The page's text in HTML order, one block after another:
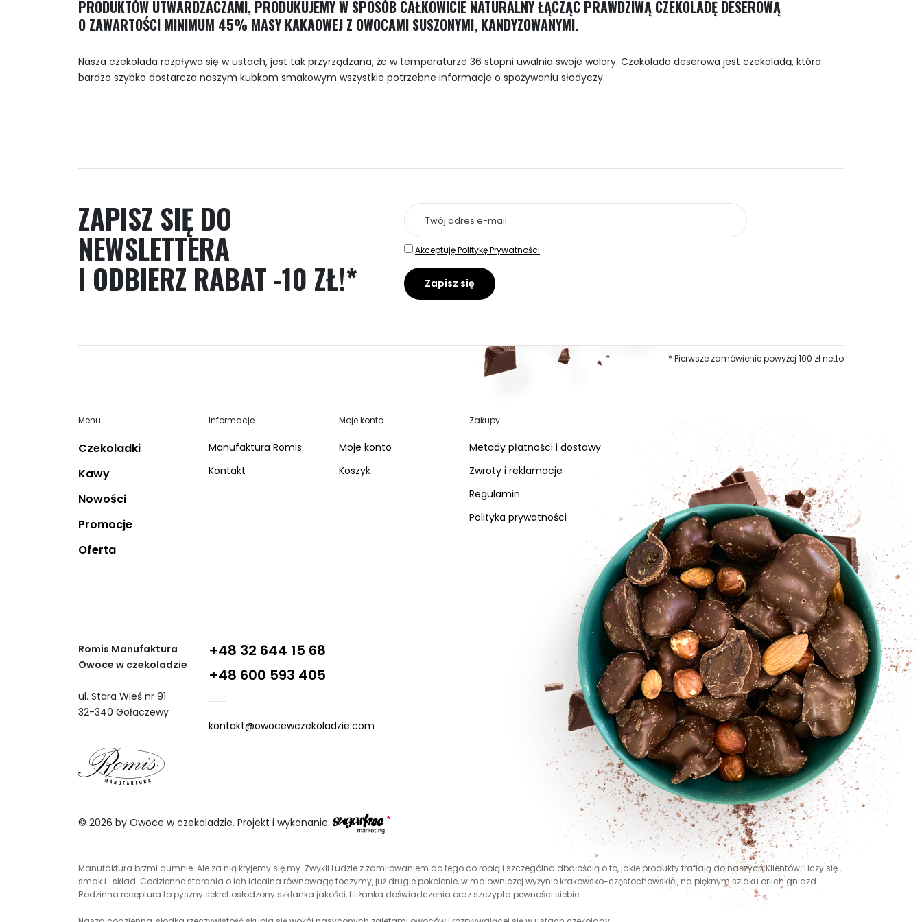
PRODUKTÓW UTWARDZACZAMI, PRODUKUJEMY W SPOSÓB CAŁKOWICIE NATURALNY ŁĄCZĄC PRAWDZIWĄ CZEKOLADĘ DESEROWĄ
O ZAWARTOŚCI MINIMUM 45% MASY KAKAOWEJ Z OWOCAMI SUSZONYMI, KANDYZOWANYMI.
Nasza czekolada rozpływa się w ustach, jest tak przyrządzana, że w temperaturze 36 stopni uwalnia swoje walory. Czekolada deserowa jest czekoladą, która
bardzo szybko dostarcza naszym kubkom smakowym wszystkie potrzebne informacje o spożywaniu słodyczy.
ZAPISZ SIĘ DO
NEWSLETTERA
I ODBIERZ RABAT -10 ZŁ!*
Akceptuję Politykę Prywatności
* Pierwsze zamówienie powyżej 100 zł netto
Menu
Czekoladki
Kawy
Nowości
Promocje
Oferta
Informacje
Manufaktura Romis
Kontakt
Moje konto
Moje konto
Koszyk
Zakupy
Metody płatności i dostawy
Zwroty i reklamacje
Regulamin
Polityka prywatności
Romis Manufaktura
Owoce w czekoladzie
ul. Stara Wieś nr 91
32-340 Gołaczewy
+48 32 644 15 68
+48 600 593 405
kontakt@owocewczekoladzie.com
© 2026 by Owoce w czekoladzie. Projekt i wykonanie:
Manufaktura brzmi dumnie. Ale za nią kryjemy się my. Zwykli Ludzie z zamiłowaniem do tego co robią i szczególna dbałością o to, jakie produkty trafiają do naszych Klientów. Liczy się
smak i… skład. Codzienne starania o ich idealna równowagę toczymy, już drugie pokolenie, w malowniczej wyżynie krakowsko-częstochowskiej, na pięknym szlaku orlich gniazd.
Rodzinna receptura to pyszny sekret osłodzony szklanka jakości, filiżanka doświadczenia oraz szczypta pewności siebie.